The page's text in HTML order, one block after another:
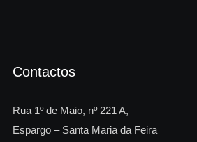
Contactos
Rua 1º de Maio, nº 221 A,
Espargo – Santa Maria da Feira